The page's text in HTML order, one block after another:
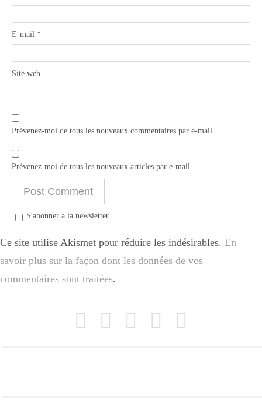
E-mail *
Site web
Prévenez-moi de tous les nouveaux commentaires par e-mail.
Prévenez-moi de tous les nouveaux articles par e-mail.
S'abonner a la newsletter
Ce site utilise Akismet pour réduire les indésirables. En
savoir plus sur la façon dont les données de vos
commentaires sont traitées.